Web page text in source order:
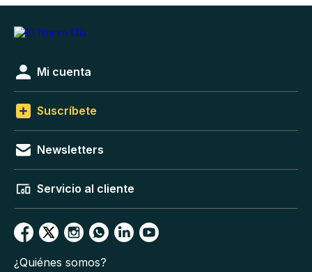
Mi cuenta
Suscríbete
Newsletters
Servicio al cliente
¿Quiénes somos?